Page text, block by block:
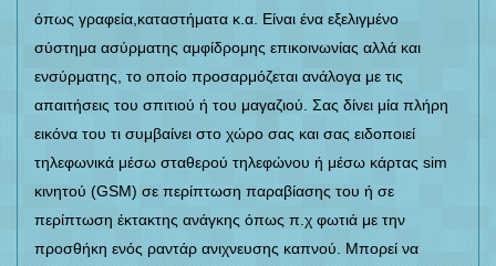
όπως γραφεία,καταστήματα κ.α. Είναι ένα εξελιγμένο
σύστημα ασύρματης αμφίδρομης επικοινωνίας αλλά και
ενσύρματης, το οποίο προσαρμόζεται ανάλογα με τις
απαιτήσεις του σπιτιού ή του μαγαζιού. Σας δίνει μία πλήρη
εικόνα του τι συμβαίνει στο χώρο σας και σας ειδοποιεί
τηλεφωνικά μέσω σταθερού τηλεφώνου ή μέσω κάρτας sim
κινητού (GSM) σε περίπτωση παραβίασης του ή σε
περίπτωση έκτακτης ανάγκης όπως π.χ φωτιά με την
προσθήκη ενός ραντάρ ανιχνευσης καπνού. Μπορεί να